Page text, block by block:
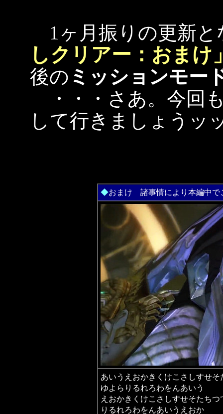
1ヶ月振りの更新と
しクリアー：おまけ
後の ミッションモー
・・・さあ。今回
して行きましょうッ
◆おまけ 諸事情により本編中で
あいうえおかきくけこさしすせ
ゆよらりるれろわをんあいう
えおかきくけこさしすせそたち
りるれろわをんあいうえおか